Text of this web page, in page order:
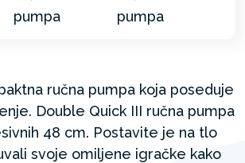
ručna pumpa koja poseduje
Double Quick III ručna pumpa
48 cm. Postavite je na tlo
svoje omiljene igračke kako